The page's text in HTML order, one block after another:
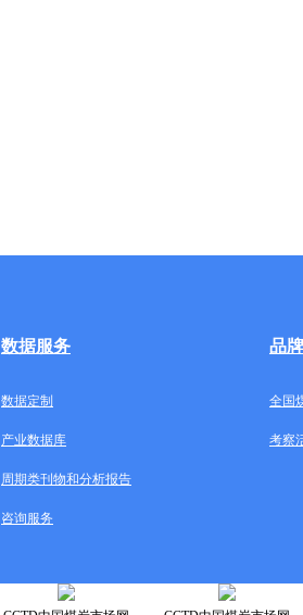
数据服务 品
数据定制 全国
产业数据库 考察
周期类刊物和分析报告
咨询服务